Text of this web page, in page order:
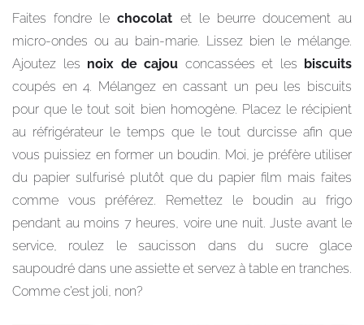
Faites fondre lechocolat et le beurre doucement au
micro-ondes ou au bain-marie. Lissez bien le mélange.
Ajoutez les noix de cajou concassées et les biscuits
coupés en 4. Mélangez en cassant un peu les biscuits
pour que le tout soit bien homogène. Placez le récipient
au réfrigérateur le temps que le tout durcisse afin que
vous puissiez en former un boudin. Moi, je préfère utiliser
du papier sulfurisé plutôt que du papier film mais faites
comme vous préférez. Remettez le boudin au frigo
pendant au moins 7 heures, voire une nuit. Juste avant le
service, roulez le saucisson dans du sucre glace
saupoudré dans une assiette et servez à table en tranches.
Comme c’est joli, non?